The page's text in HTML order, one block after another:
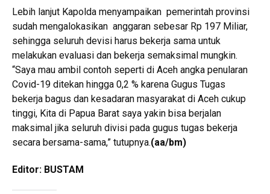
Lebih lanjut Kapolda menyampaikan pemerintah provinsi
sudah mengalokasikan anggaran sebesar Rp 197 Miliar,
sehingga seluruh devisi harus bekerja sama untuk
melakukan evaluasi dan bekerja semaksimal mungkin.
“Saya mau ambil contoh seperti di Aceh angka penularan
Covid-19 ditekan hingga 0,2 % karena Gugus Tugas
bekerja bagus dan kesadaran masyarakat di Aceh cukup
tinggi, Kita di Papua Barat saya yakin bisa berjalan
maksimal jika seluruh divisi pada gugus tugas bekerja
secara bersama-sama,” tutupnya.(aa/bm)
Editor: BUSTAM